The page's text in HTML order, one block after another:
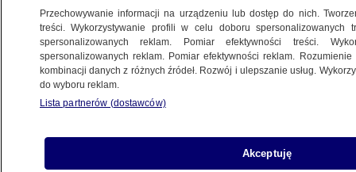
prześladowcom"
20.09.2019, 14:13
Udostępnij
Przechowywanie informacji na urządzeniu lub dostęp do nich.
treści. Wykorzystywanie profili w celu doboru spersonalizowanych
spersonalizowanych reklam. Pomiar efektywności treści.
spersonalizowanych reklam. Pomiar efektywności reklam.
kombinacji danych z różnych źródeł. Rozwój i ulepszanie usług.
do wyboru reklam.
Lista partnerów (dostawców)
Akceptuję